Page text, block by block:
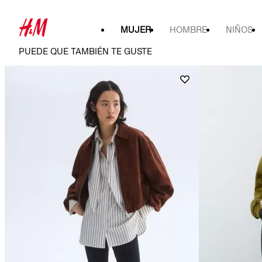
MUJER HOMBRE NIÑOS
PUEDE QUE TAMBIÉN TE GUSTE